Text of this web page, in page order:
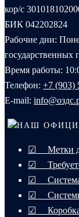
кор/с
БИК 042202824
Рабочие дни:
государственных
Время работы:
Телефон: +7 (903)
E-mail:
НАШ
☑ Метки
☑
☑ Система
☑ Системы
☑ Коробка